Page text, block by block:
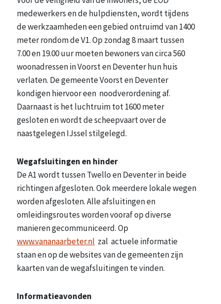
medewerkers en de hulpdiensten, wordt tijdens
de werkzaamheden een gebied ontruimd van 1400
meter rondom de V1. Op zondag 8 maart tussen
7.00 en 19.00 uur moeten bewoners van circa 560
woonadressen in Voorst en Deventer hun huis
verlaten. De gemeente Voorst en Deventer
kondigen hiervoor een noodverordening af.
Daarnaast is het luchtruim tot 1600 meter
gesloten en wordt de scheepvaart over de
naastgelegen IJssel stilgelegd.
Wegafsluitingen en hinder
De A1 wordt tussen Twello en Deventer in beide
richtingen afgesloten. Ook meerdere lokale wegen
worden afgesloten. Alle afsluitingen en
omleidingsroutes worden vooraf op diverse
manieren gecommuniceerd. Op
www.vananaarbeter.nl zal actuele informatie
staan en op de websites van de gemeenten zijn
kaarten van de wegafsluitingen te vinden.
Informatieavonden